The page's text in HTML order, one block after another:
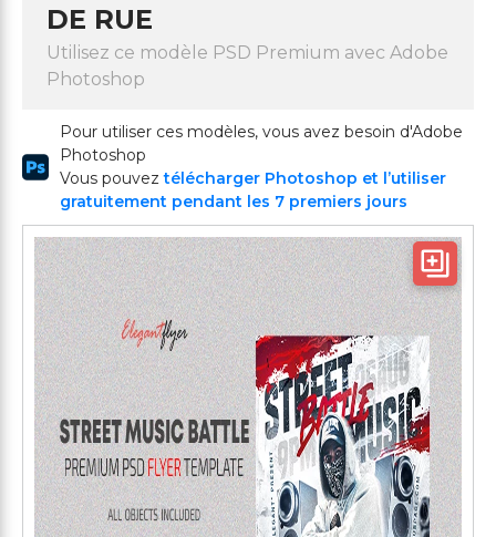
DE RUE
Utilisez ce modèle PSD Premium avec Adobe
Photoshop
Pour utiliser ces modèles, vous avez besoin d'Adobe
Photoshop
Vous pouveztélécharger Photoshop et l’utiliser
gratuitement pendant les 7 premiers jours